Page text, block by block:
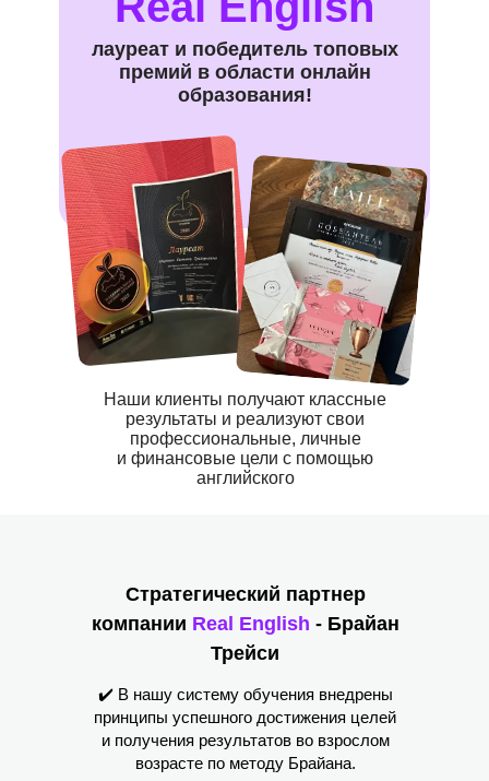
лауреат и победитель топовых
премий в области онлайн
образования!
Наши клиенты получают классные
результаты и реализуют свои
профессиональные, личные
и финансовые цели с помощью
английского
✔️ В нашу систему обучения внедрены
принципы успешного достижения целей
и получения результатов во взрослом
возрасте по методу Брайана.
Стратегический партнер
компании Real English - Брайан
Трейси